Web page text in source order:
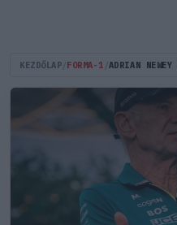
KEZDŐLAP FORMA-1